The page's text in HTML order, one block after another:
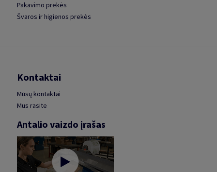
Pakavimo prekės
Švaros ir higienos prekės
Kontaktai
Mūsų kontaktai
Mus rasite
Antalio vaizdo įrašas